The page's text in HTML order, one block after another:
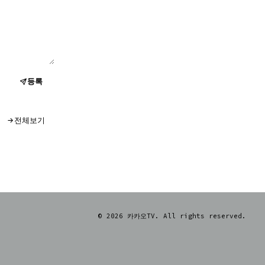
등록
전체보기
© 2026 카카오TV. All rights reserved.